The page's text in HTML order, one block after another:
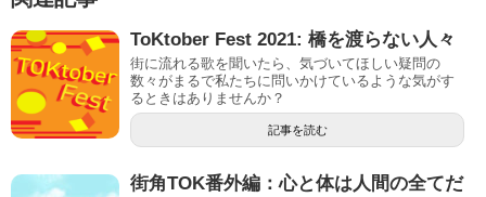
ToKtober Fest 2021: 橋を渡らない人々
街に流れる歌を聞いたら、気づいてほしい疑問の
数々がまるで私たちに問いかけているような気がす
るときはありませんか？
記事を読む
街角TOK番外編：心と体は人間の全てだ